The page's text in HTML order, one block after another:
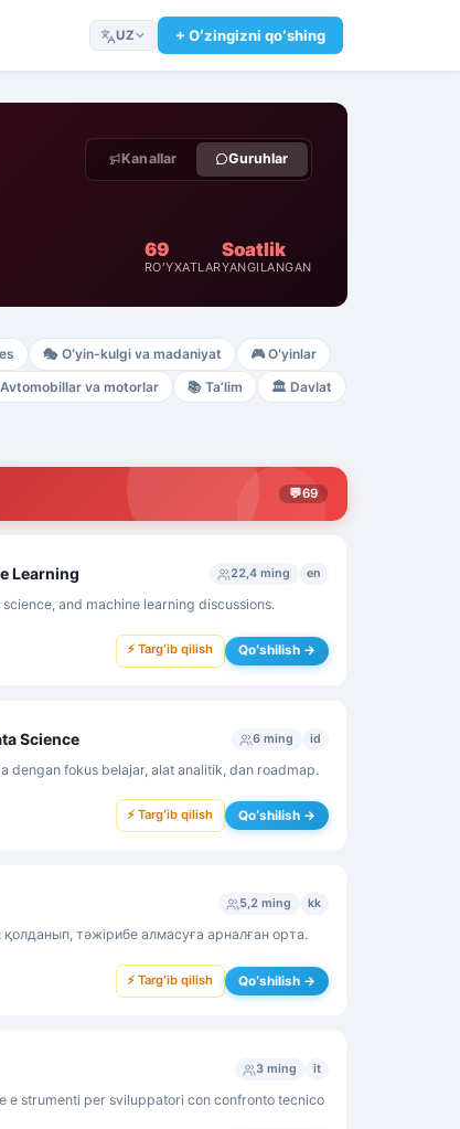
UZ + Oʻzingizni qoʻshing
Kanallar Guruhlar
69
ROʻYXATLAR
Soatlik
YANGILANGAN
🎭 Oʻyin-kulgi va madaniyat 🎮 Oʻyinlar
Avtomobillar va motorlar 📚 Taʼlim 🏛️ Davlat
💬69
Learning 22,4 ming en
and machine learning discussions.
⚡ Targʻib qilish Qoʻshilish →
Science 6 ming id
dengan fokus belajar, alat analitik, dan roadmap.
⚡ Targʻib qilish Qoʻshilish →
5,2 ming kk
тәжірибе алмасуға арналған орта.
⚡ Targʻib qilish Qoʻshilish →
3 ming it
e strumenti per sviluppatori con confronto tecnico